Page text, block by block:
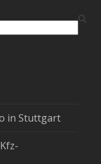
in Stuttgart